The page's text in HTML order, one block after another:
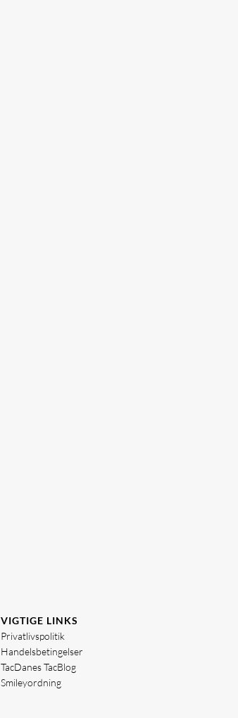
VIGTIGE LINKS
Privatlivspolitik
Handelsbetingelser
TacDanes TacBlog
Smileyordning